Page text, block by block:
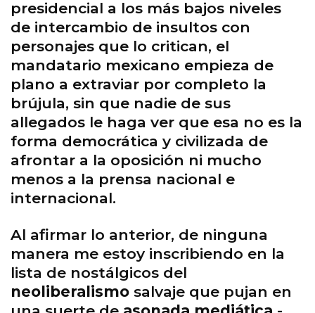
presidencial a los más bajos niveles
de intercambio de insultos con
personajes que lo critican, el
mandatario mexicano empieza de
plano a extraviar por completo la
brújula, sin que nadie de sus
allegados le haga ver que esa no es la
forma democrática y civilizada de
afrontar a la oposición ni mucho
menos a la prensa nacional e
internacional.
Al afirmar lo anterior, de ninguna
manera me estoy inscribiendo en la
lista de nostálgicos del
neoliberalismo salvaje que pujan en